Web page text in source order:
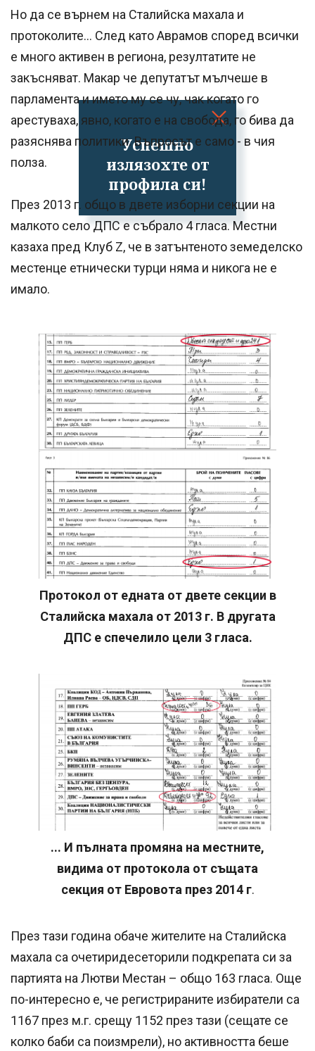
Успешно
излязохте от
профила си!
Но да се върнем на Сталийска махала и
протоколите... След като Аврамов според всички
е много активен в региона, резултатите не
закъсняват. Макар че депутатът мълчеше в
парламента и името му се чу, чак когато го
арестуваха, явно, когато е на свобода, го бива да
разяснява политики. Въпросът е само - в чия
полза.
През 2013 г. общо в двете изборни секции на
малкото село ДПС е събрало 4 гласа. Местни
казаха пред Клуб Z, че в затънтеното земеделско
местенце етнически турци няма и никога не е
имало.
Протокол от едната от двете секции в
Сталийска махала от 2013 г. В другата
ДПС е спечелило цели 3 гласа.
... И пълната промяна на местните,
видима от протокола от същата
секция от Евровота през 2014 г.
През тази година обаче жителите на Сталийска
махала са очетиридесеторили подкрепата си за
партията на Лютви Местан – общо 163 гласа. Още
по-интересно е, че регистрираните избиратели са
1167 през м.г. срещу 1152 през тази (сещате се
колко баби са поизмрели), но активността беше